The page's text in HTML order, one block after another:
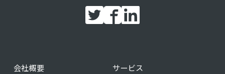
会社概要 サービス